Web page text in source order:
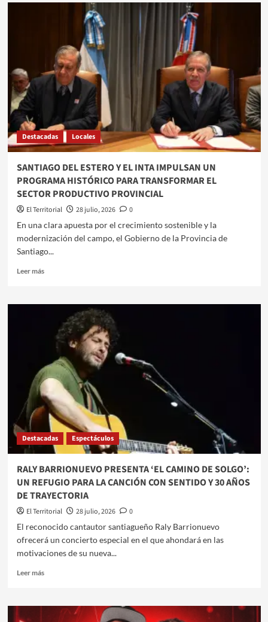
ARGENTINA
SUBE
A
450
PUNTOS
LAS
ALERTAS
EN
MERCADO
FINANCIERO
Destacadas Locales
SANTIAGO DEL ESTERO Y EL INTA IMPULSAN UN
PROGRAMA HISTÓRICO PARA TRANSFORMAR EL
SECTOR PRODUCTIVO PROVINCIAL
El Territorial 28 julio, 2026
0
​​En una clara apuesta por el crecimiento sostenible y la
modernización del campo, el Gobierno de la Provincia de
Santiago...
Leer másLeer
SANTIAGO
ESTERO
INTA
IMPULSAN
UN
PROGRAMA
HISTÓRICO
PARA
TRANSFORMAR
EL
SECTOR
PROVINCIAL
Destacadas Espectáculos
RALY BARRIONUEVO PRESENTA ‘EL CAMINO DE SOLGO’:
UN REFUGIO PARA LA CANCIÓN CON SENTIDO Y 30 AÑOS
DE TRAYECTORIA
El Territorial 28 julio, 2026
0
​El reconocido cantautor santiagueño Raly Barrionuevo
ofrecerá un concierto especial en el que ahondará en las
motivaciones de su nueva...
Leer másLeer
RALY
BARRIONUEVO